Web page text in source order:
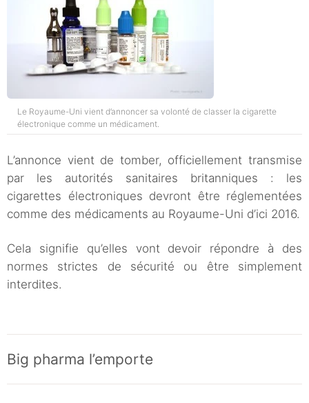
Le Royaume-Uni vient d’annoncer sa volonté de classer la cigarette
électronique comme un médicament.
L’annonce vient de tomber, officiellement transmise
par les autorités sanitaires britanniques : les
cigarettes électroniques devront être réglementées
comme des médicaments au Royaume-Uni d’ici 2016.
Cela signifie qu’elles vont devoir répondre à des
normes strictes de sécurité ou être simplement
interdites.
Big pharma l’emporte